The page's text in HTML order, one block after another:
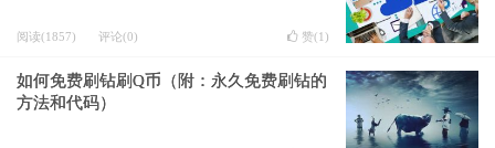
阅读(1857) 评论(0) 赞(1 )
如何免费刷钻刷Q币（附：永久免费刷钻的
方法和代码）